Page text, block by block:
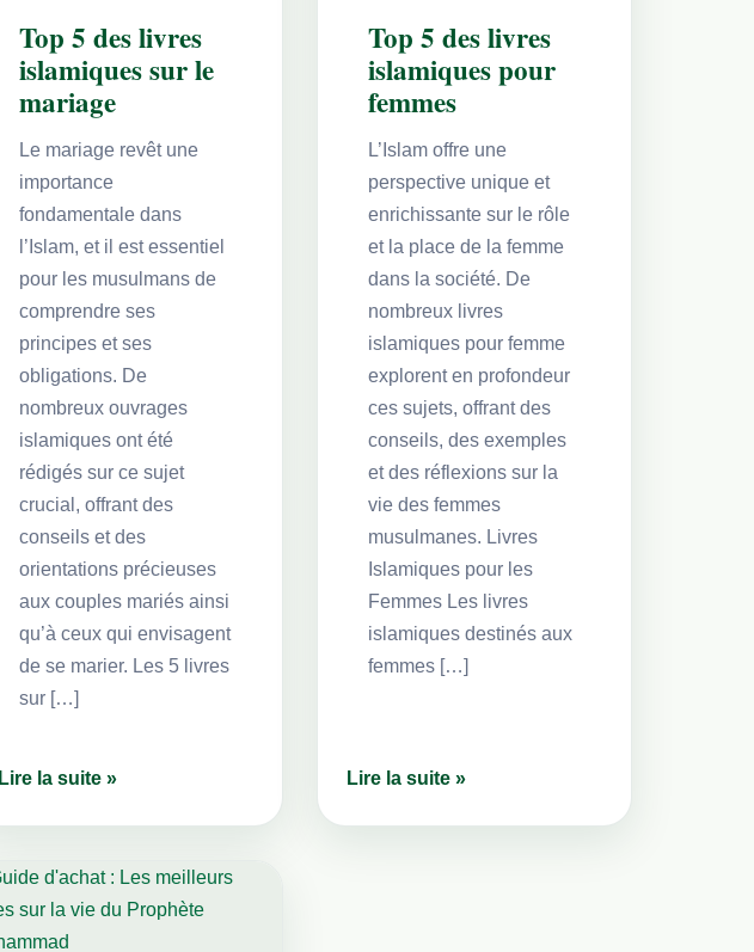
Top 5 des livres
islamiques sur le
mariage
Le mariage revêt une
importance
fondamentale dans
l’Islam, et il est essentiel
pour les musulmans de
comprendre ses
principes et ses
obligations. De
nombreux ouvrages
islamiques ont été
rédigés sur ce sujet
crucial, offrant des
conseils et des
orientations précieuses
aux couples mariés ainsi
qu’à ceux qui envisagent
de se marier. Les 5 livres
sur […]
Lire la suite »
Top 5 des livres
islamiques pour
femmes
L’Islam offre une
perspective unique et
enrichissante sur le rôle
et la place de la femme
dans la société. De
nombreux livres
islamiques pour femme
explorent en profondeur
ces sujets, offrant des
conseils, des exemples
et des réflexions sur la
vie des femmes
musulmanes. Livres
Islamiques pour les
Femmes Les livres
islamiques destinés aux
femmes […]
Lire la suite »